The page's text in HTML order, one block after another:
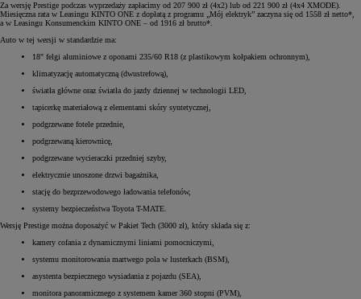
Za wersję Prestige podczas wyprzedaży zapłacimy od 207 900 zł (4x2) lub od 221 900 zł (4x4 XMODE).
Miesięczna rata w Leasingu KINTO ONE z dopłatą z programu „Mój elektryk” zaczyna się od 1558 zł netto*,
a w Leasingu Konsumenckim KINTO ONE – od 1916 zł brutto*.
Auto w tej wersji w standardzie ma:
18" felgi aluminiowe z oponami 235/60 R18 (z plastikowym kołpakiem ochronnym),
klimatyzację automatyczną (dwustrefową),
światła główne oraz światła do jazdy dziennej w technologii LED,
tapicerkę materiałową z elementami skóry syntetycznej,
podgrzewane fotele przednie,
podgrzewaną kierownicę,
podgrzewane wycieraczki przedniej szyby,
elektrycznie unoszone drzwi bagażnika,
stację do bezprzewodowego ładowania telefonów,
systemy bezpieczeństwa Toyota T-MATE.
Wersję Prestige można doposażyć w Pakiet Tech (3000 zł), który składa się z:
kamery cofania z dynamicznymi liniami pomocniczymi,
systemu monitorowania martwego pola w lusterkach (BSM),
asystenta bezpiecznego wysiadania z pojazdu (SEA),
monitora panoramicznego z systemem kamer 360 stopni (PVM),